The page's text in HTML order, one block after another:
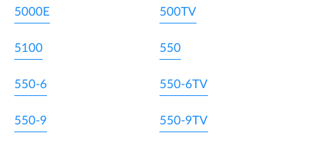
5000E 500TV
5100 550
550-6 550-6TV
550-9 550-9TV